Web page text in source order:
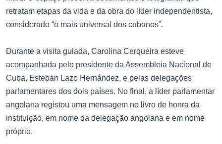
retratam etapas da vida e da obra do líder independentista,
considerado “o mais universal dos cubanos”.
Durante a visita guiada, Carolina Cerqueira esteve
acompanhada pelo presidente da Assembleia Nacional de
Cuba, Esteban Lazo Hernández, e pelas delegações
parlamentares dos dois países. No final, a líder parlamentar
angolana registou uma mensagem no livro de honra da
instituição, em nome da delegação angolana e em nome
próprio.